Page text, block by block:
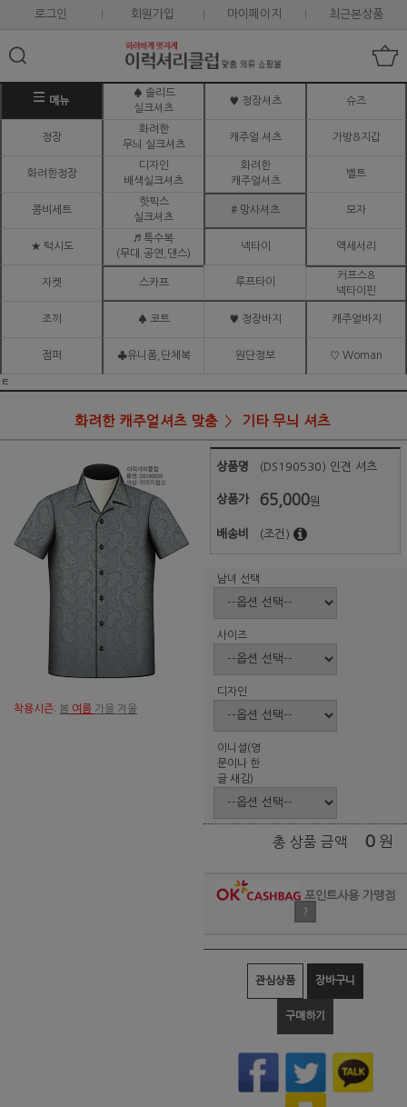
로그인 회원가입 마이페이지 최근본상품
메뉴
♠ 솔리드
실크셔츠
♥ 정장셔츠 슈즈
정장
화려한
무늬 실크셔츠
캐주얼 셔츠 가방&지갑
화려한정장
디자인
배색실크셔츠
화려한
캐주얼셔츠
벨트
콤비세트
핫픽스
실크셔츠
# 망사셔츠 모자
★ 턱시도
♬ 특수복
(무대.공연,댄스)
넥타이 액세서리
자켓 스카프 루프타이
커프스&
넥타이핀
조끼 ♠ 코트 ♥ 정장바지 캐주얼바지
점퍼 ♣유니폼,단체복 원단정보 ♡ Woman
ㅌ
화려한 캐주얼셔츠 맞춤 기타 무늬 셔츠
착용시즌: 봄 여름 가을 겨울
상품명 (DS190530) 인견 셔츠
상품가 65,000원
배송비 (조건)
남녀 선택
사이즈
디자인
이니셜(영
문이나 한
글 새김)
총 상품 금액 0 원
포인트사용 가맹점
?
관심상품 장바구니
구매하기